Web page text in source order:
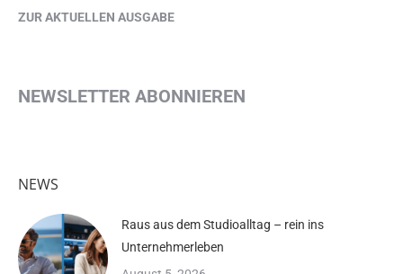
ZUR AKTUELLEN AUSGABE
NEWSLETTER ABONNIEREN
NEWS
Raus aus dem Studioalltag – rein ins
Unternehmerleben